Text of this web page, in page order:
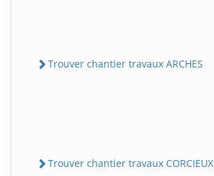
Trouver chantier travaux ARCHES
Trouver chantier travaux CORCIEUX